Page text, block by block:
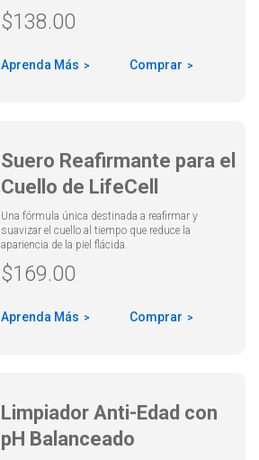
$138.00
Aprenda Más Comprar
Suero Re­afirmante para el
Cuello de LifeCell
Una fórmula única destinada a reafirmar y
suavizar el cuello al tiempo que reduce la
apariencia de la piel flácida.
$169.00
Aprenda Más Comprar
Limpiador Anti-Edad con
pH Balanceado